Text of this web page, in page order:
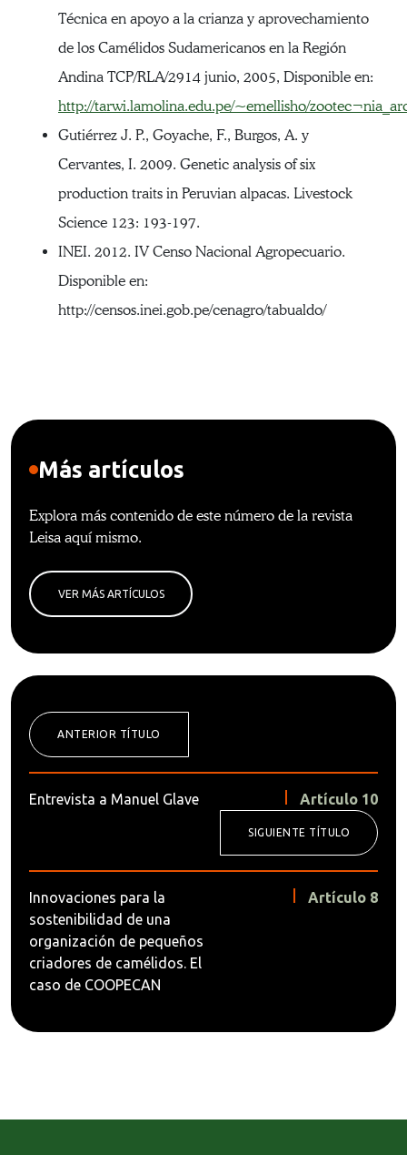
Técnica en apoyo a la crianza y aprovechamiento
de los Camélidos Sudamericanos en la Región
Andina TCP/RLA/2914 junio, 2005, Disponible en:
http://tarwi.lamolina.edu.pe/~emellisho/
Gutiérrez J. P., Goyache, F., Burgos, A. y
Cervantes, I. 2009. Genetic analysis of six
production traits in Peruvian alpacas. Livestock
Science 123: 193-197.
INEI. 2012. IV Censo Nacional Agropecuario.
Disponible en:
http://censos.inei.gob.pe/cenagro/tabualdo/
Más artículos
Explora más contenido de este número de la revista
Leisa aquí mismo.
VER MÁS ARTÍCULOS
ANTERIOR TÍTULO
Entrevista a Manuel Glave Artículo 10
SIGUIENTE TÍTULO
Innovaciones para la
sostenibilidad de una
organización de pequeños
criadores de camélidos. El
caso de COOPECAN
Artículo 8